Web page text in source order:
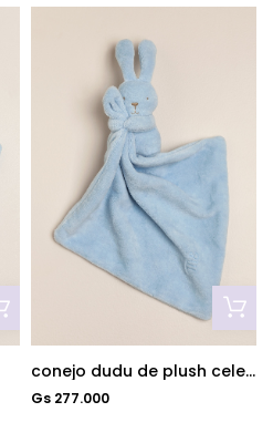
conejo dudu de plush celeste
Gs 277.000